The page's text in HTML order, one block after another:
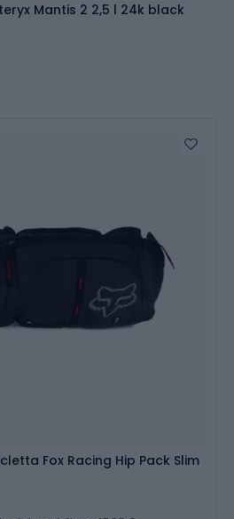
Mantis 2 2,5 l 24k black
Fox Racing Hip Pack Slim